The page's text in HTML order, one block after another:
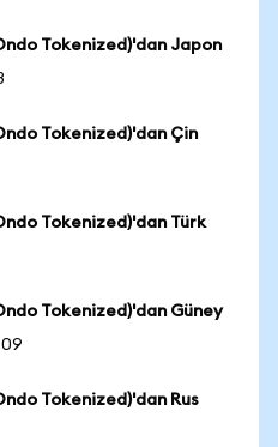
Tokenized)'dan Japon
Tokenized)'dan Çin
Tokenized)'dan Türk
Tokenized)'dan Güney
Tokenized)'dan Rus